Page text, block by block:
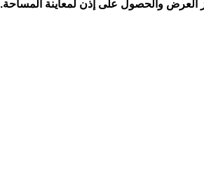
العرض والحصول على إذن لمعاينة المساحة.